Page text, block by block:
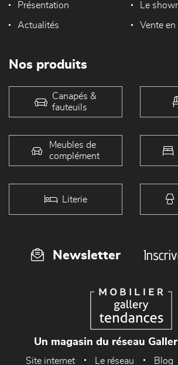
Présentation Le
Actualités Vente en
Nos produits
Canapés &
fauteuils
Meubles de
complément
Literie
Newsletter
Un magasin du réseau
Site internet Le réseau Blog